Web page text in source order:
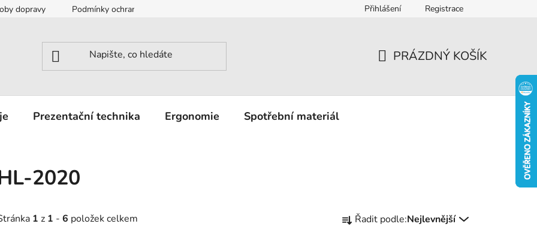
dopravy Podmínky ochrany osobních údajů Přihlášení Registrace
KOŠÍK
PRÁZDNÝ KOŠÍK
Prezentační technika Ergonomie Spotřební materiál
2020
1 z 1 - 6 položek celkem
a Řadit podle:Nejlevnější